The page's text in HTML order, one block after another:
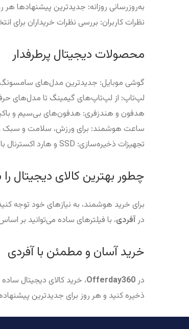
به‌روزرسانی روزانه: جدیدترین پیشنهادها
نظرات کاربران: بررسی نظرات خریداران برای
محصولات دیجیتال پرطرفدار
گوشی موبایل: جدیدترین مدل‌های سامسونگ،
لپ‌تاپ: از لپ‌تاپ‌های گیمینگ تا مدل‌های
هدفون و هندزفری: هدفون‌های بی‌سیم و
ساعت هوشمند: برای ورزش، سلامت و سبک
تجهیزات ذخیره‌سازی: SSD و هارد اکسترنال با ظرفیت‌های مختلف.
چطور بهترین کالای دیجیتال
برای خرید هوشمند، به نیازهای خود توجه
درآفردی، با فیلترهای ساده می‌توانید بر
خرید آسان و مطمئن با آفردی
در Offerday360، خرید کالای دیجیتال
ذخیره کنید و هر روز برای جدیدترین